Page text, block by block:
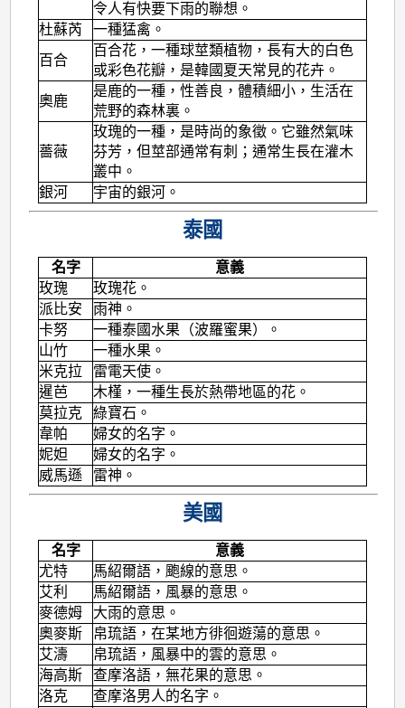
令人有快要下雨的聯想。
杜蘇芮
一種猛禽。
百合
百合花，一種球莖類植物，長有大的白色
或彩色花瓣，是韓國夏天常見的花卉。
奧鹿
是鹿的一種，性善良，體積細小，生活在
荒野的森林裏。
薔薇
玫瑰的一種，是時尚的象徵。它雖然氣味
芬芳，但莖部通常有刺；通常生長在灌木
叢中。
銀河
宇宙的銀河。
泰國
名字
意義
玫瑰
玫瑰花。
派比安
雨神。
卡努
一種泰國水果（波羅蜜果）。
山竹
一種水果。
米克拉
雷電天使。
暹芭
木槿，一種生長於熱帶地區的花。
莫拉克
綠寶石。
韋帕
婦女的名字。
妮妲
婦女的名字。
威馬遜
雷神。
美國
名字
意義
尤特
馬紹爾語，颮線的意思。
艾利
馬紹爾語，風暴的意思。
麥德姆
大雨的意思。
奧麥斯
帛琉語，在某地方徘徊遊蕩的意思。
艾濤
帛琉語，風暴中的雲的意思。
海高斯
查摩洛語，無花果的意思。
洛克
查摩洛男人的名字。